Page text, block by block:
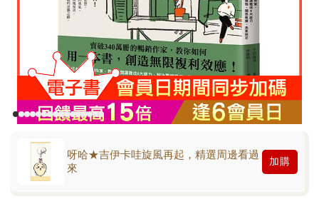
呀哈★吉伊卡哇旋風再起，精選周邊看過
來
加購